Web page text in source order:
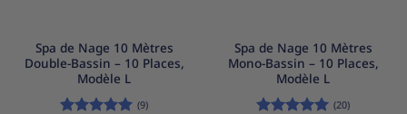
Spa de Nage 10 Mètres
Double-Bassin – 10 Places,
Modèle L
(9)
Spa de Nage 10 Mètres
Mono-Bassin – 10 Places,
Modèle L
(20)